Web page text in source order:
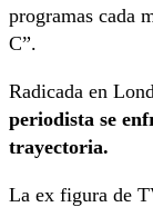
programas cada
C”.
Radicada en
periodista se
trayectoria.
La ex figura de